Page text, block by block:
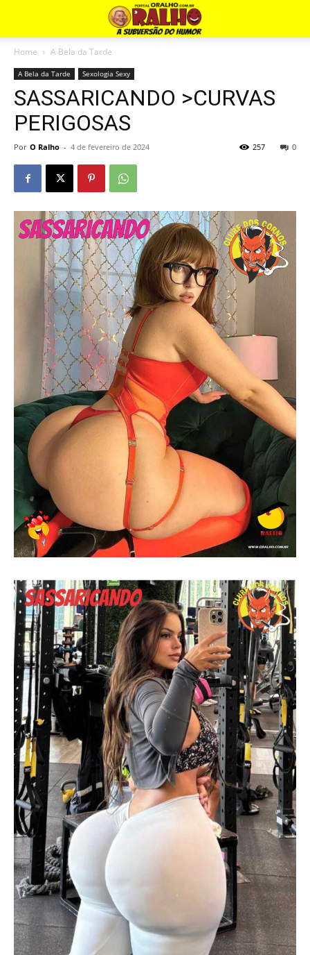
Home A Bela da Tarde
A Bela da Tarde Sexologia Sexy
SASSARICANDO >CURVAS
PERIGOSAS
Por O Ralho - 4 de fevereiro de 2024 0
257